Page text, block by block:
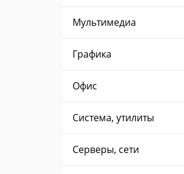
Мультимедиа
Графика
Офис
Система, утилиты
Серверы, сети